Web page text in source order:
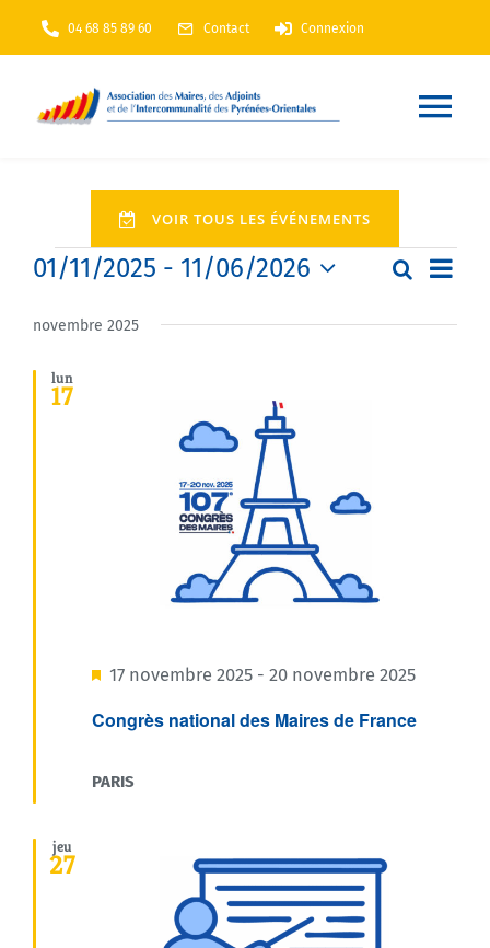
Passer
au
04 68 85 89 60 Contact Connexion
AMF66
Nos actions
En Maintenance
VOIR TOUS LES ÉVÉNEMENTS
Évènements
et
vues
Liste
01/11/2025 - 11/06/2026
une
novembre 2025
lun
17
Congrès national des Maires de France
Mis
17 novembre 2025 - 20 novembre 2025
PARIS
jeu
27